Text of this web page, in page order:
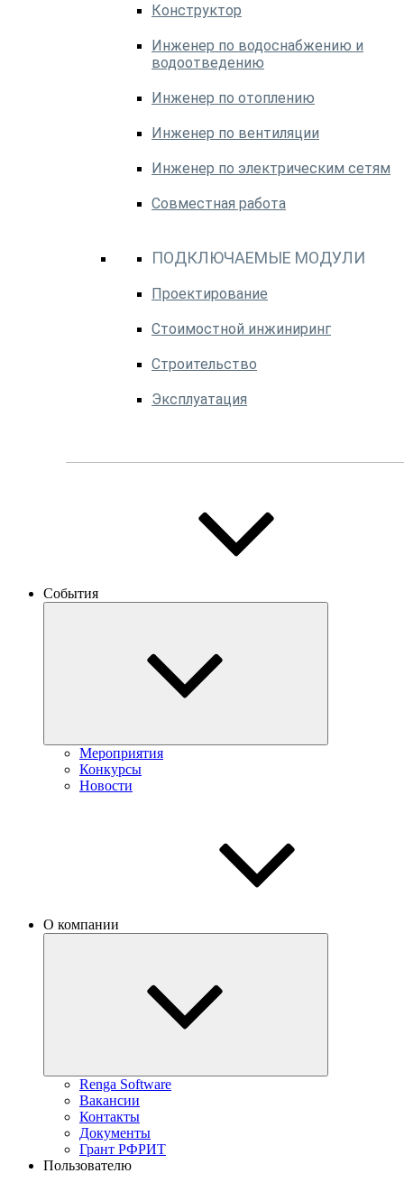
Конструктор
Инженер по водоснабжению и
водоотведению
Инженер по отоплению
Инженер по вентиляции
Инженер по электрическим сетям
Совместная работа
ПОДКЛЮЧАЕМЫЕ МОДУЛИ
Проектирование
Стоимостной инжиниринг
Строительство
Эксплуатация
События
Мероприятия
Конкурсы
Новости
О компании
Renga Software
Вакансии
Контакты
Документы
Грант РФРИТ
Пользователю